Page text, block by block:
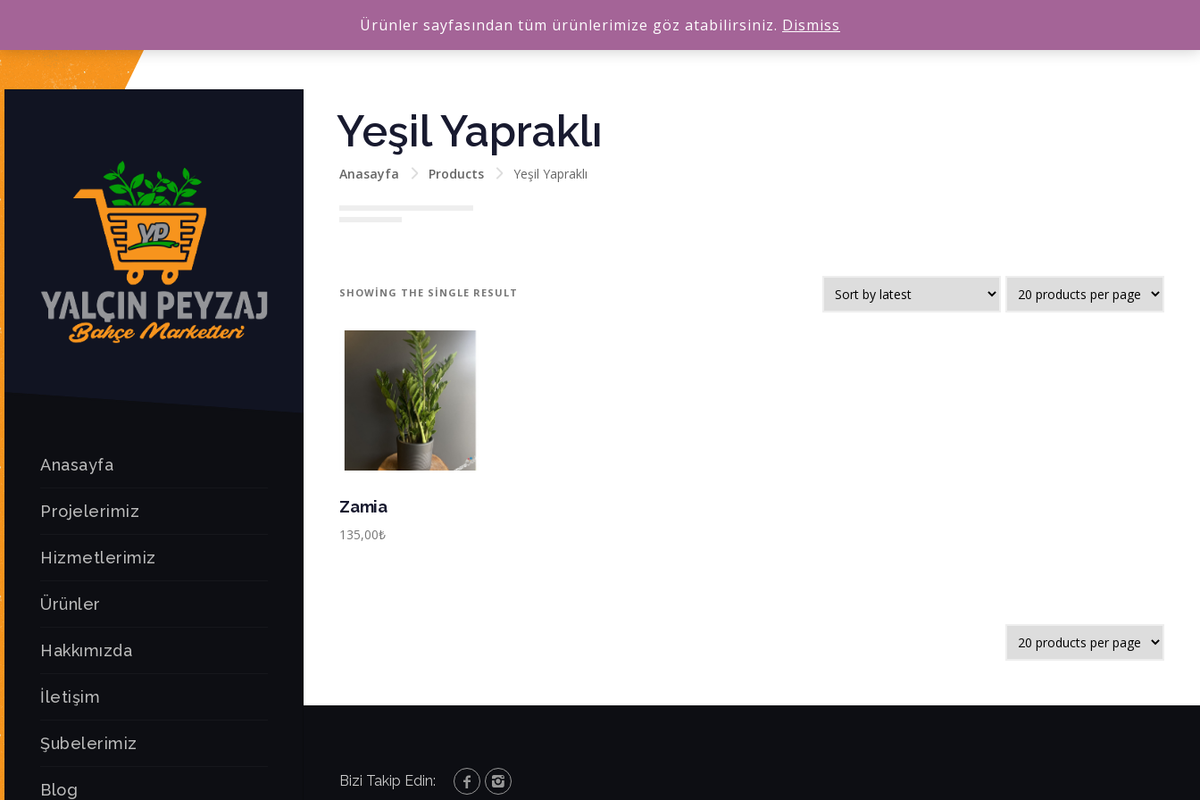
Anasayfa
Projelerimiz
Hizmetlerimiz
Ürünler
Hakkımızda
İletişim
Şubelerimiz
Blog
Yeşil Yapraklı
Anasayfa Products Yeşil Yapraklı
SHOWING THE SINGLE RESULT
Zamia
135,00₺
Bizi Takip Edin:
Ürünler sayfasından tüm ürünlerimize göz atabilirsiniz. Dismiss